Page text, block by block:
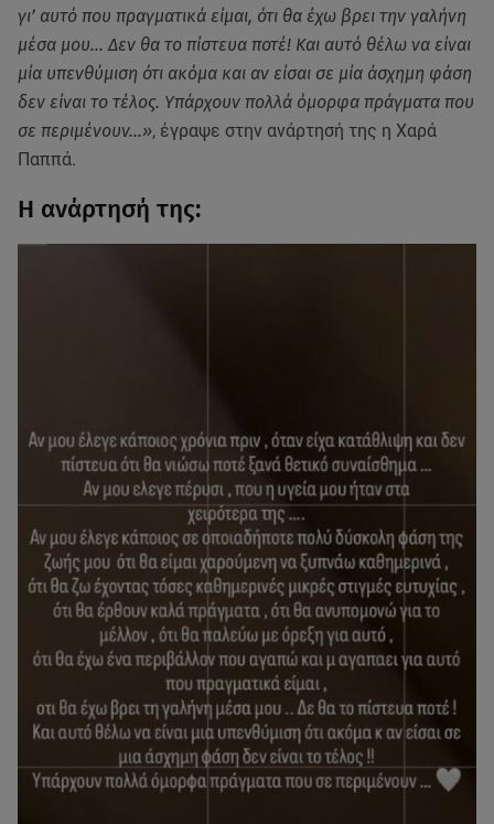
γι’ αυτό που πραγματικά είμαι, ότι θα έχω βρει την γαλήνη
μέσα μου… Δεν θα το πίστευα ποτέ! Και αυτό θέλω να είναι
μία υπενθύμιση ότι ακόμα και αν είσαι σε μία άσχημη φάση
δεν είναι το τέλος. Υπάρχουν πολλά όμορφα πράγματα που
σε περιμένουν…», έγραψε στην ανάρτησή της η Χαρά
Παππά.
Η ανάρτησή της: